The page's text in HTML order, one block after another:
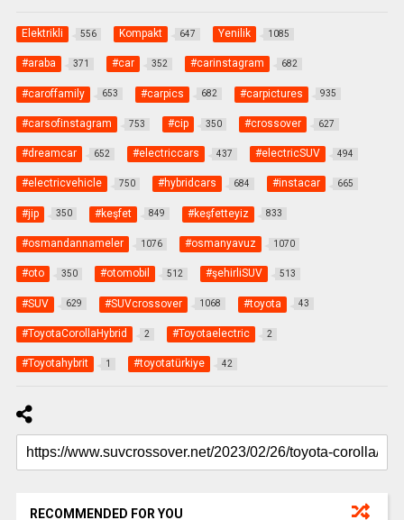
Elektrikli 556 Kompakt 647 Yenilik 1085
#araba 371 #car 352 #carinstagram 682
#caroffamily 653 #carpics 682 #carpictures 935
#carsofinstagram 753 #cip 350 #crossover 627
#dreamcar 652 #electriccars 437 #electricSUV 494
#electricvehicle 750 #hybridcars 684 #instacar 665
#jip 350 #keşfet 849 #keşfetteyiz 833
#osmandannameler 1076 #osmanyavuz 1070
#oto 350 #otomobil 512 #şehirliSUV 513
#SUV 629 #SUVcrossover 1068 #toyota 43
#ToyotaCorollaHybrid 2 #Toyotaelectric 2
#Toyotahybrit 1 #toyotatürkiye 42
RECOMMENDED FOR YOU